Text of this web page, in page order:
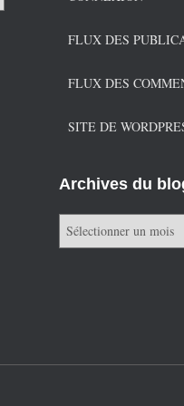
FLUX DES
FLUX DES
SITE DE
Archives du
r
s